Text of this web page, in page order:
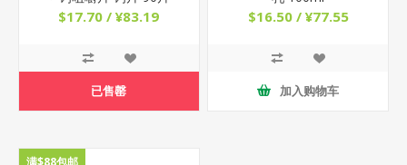
$17.70 / ¥83.19
已售罄
$16.50 / ¥77.55
加入购物车
满$88包邮